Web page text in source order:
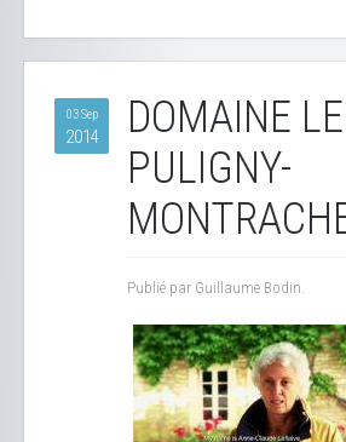
03 Sep
2014
DOMAINE
PULIGNY-
Publié par Guillaume Bodin.